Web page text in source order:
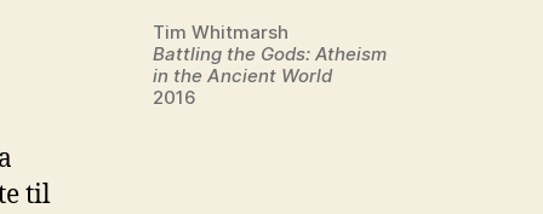
Tim Whitmarsh
Battling the Gods: Atheism
in the Ancient World
2016
til